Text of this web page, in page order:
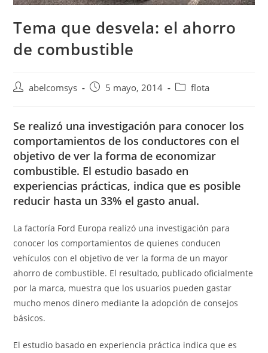
Tema que desvela: el ahorro
de combustible
abelcomsys 5 mayo, 2014 flota
Se realizó una investigación para conocer los
comportamientos de los conductores con el
objetivo de ver la forma de economizar
combustible. El estudio basado en
experiencias prácticas, indica que es posible
reducir hasta un 33% el gasto anual.
La factoría Ford Europa realizó una investigación para
conocer los comportamientos de quienes conducen
vehículos con el objetivo de ver la forma de un mayor
ahorro de combustible. El resultado, publicado oficialmente
por la marca, muestra que los usuarios pueden gastar
mucho menos dinero mediante la adopción de consejos
básicos.
El estudio basado en experiencia práctica indica que es